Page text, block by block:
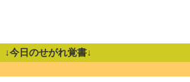
↓今日のせがれ覚書↓